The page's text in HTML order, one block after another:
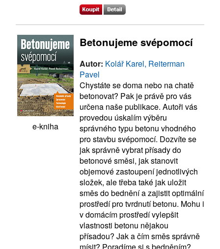
e-kniha
Betonujeme svépomocí
Autor: Kolář Karel, Reiterman
Pavel
Chystáte se doma nebo na chatě
betonovat? Pak je právě pro vás
určena naše publikace. Autoři vás
provedou úskalím výběru
správného typu betonu vhodného
pro stavbu svépomocí. Dozvíte se
jak správně vybrat přísady do
betonové směsi, jak stanovit
objemové zastoupení jednotlivých
složek, ale třeba také jak uložit
směs do bednění a zajistit optimální
prostředí pro tvrdnutí betonu. Mohu i
v domácím prostředí vylepšit
vlastnosti betonu nějakou
přísadou? Jak a čím směs správně
mísit? Poradíme si s bedněním?